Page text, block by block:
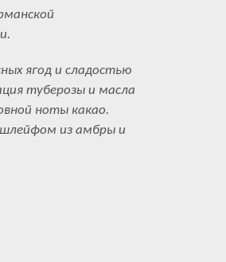
ягод и сладостью
туберозы и масла
ноты какао.
из амбры и